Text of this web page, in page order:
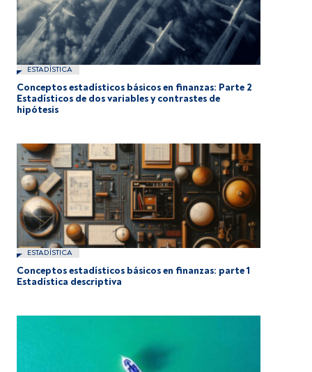
ESTADÍSTICA
Conceptos estadísticos básicos en finanzas: Parte 2
Estadísticos de dos variables y contrastes de
hipótesis
ESTADÍSTICA
Conceptos estadísticos básicos en finanzas: parte 1
Estadística descriptiva